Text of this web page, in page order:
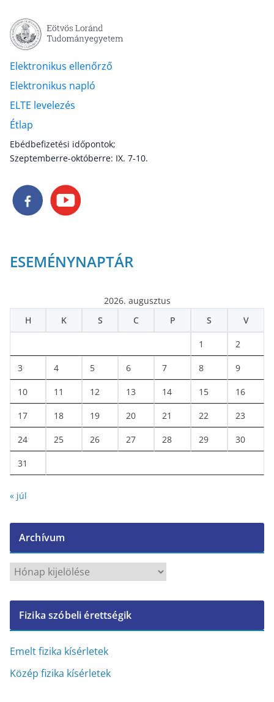
Elektronikus ellenőrző
Elektronikus napló
ELTE levelezés
Étlap
Ebédbefizetési időpontok;
Szeptemberre-októberre: IX. 7-10.
ESEMÉNYNAPTÁR
2026. augusztus
H
K S C P S V
1 2
3 4 5 6 7 8 9
10 11 12 13 14 15 16
17 18 19 20 21 22 23
24 25 26 27 28 29 30
31
« júl
Archívum
r
c
í
v
m
Fizika szóbeli érettségik
Emelt fizika kísérletek
Közép fizika kísérletek